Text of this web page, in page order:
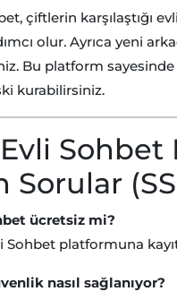
çiftlerin karşılaştığı
olur. Ayrıca yeni
Bu platform sayesinde
kurabilirsiniz.
Sohbet
Sorular
ücretsiz mi?
Sohbet platformuna
nasıl sağlanıyor?